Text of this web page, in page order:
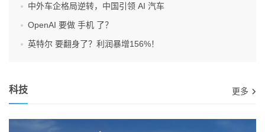
中外车企格局逆转，中国引领 AI 汽车
OpenAI 要做 手机 了？
英特尔 要翻身了？利润暴增156%！
科技 更多